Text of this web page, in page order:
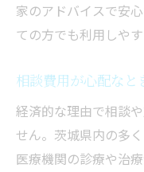
家のアドバイスで安
ての方でも利用しや
相談費用が心配なと
経済的な理由で相談
せん。茨城県内の多
医療機関の診療や治